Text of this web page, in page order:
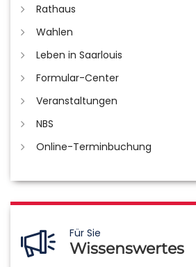
Rathaus
Wahlen
Leben in Saarlouis
Formular-Center
Veranstaltungen
NBS
Online-Terminbuchung
Für Sie
Wissenswertes